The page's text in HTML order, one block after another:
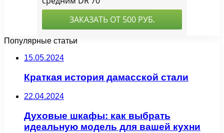
Популярные статьи
15.05.2024
Краткая история дамасской стали
22.04.2024
Духовые шкафы: как выбрать
идеальную модель для вашей кухни